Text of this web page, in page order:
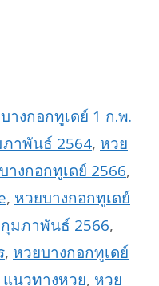
างกอกทูเดย์ 1 ก.พ.
ภาพันธ์ 2564, หวย
างกอกทูเดย์ 2566,
, หวยบางกอกทูเดย์
มภาพันธ์ 2566,
, หวยบางกอกทูเดย์
นวทางหวย, หวย